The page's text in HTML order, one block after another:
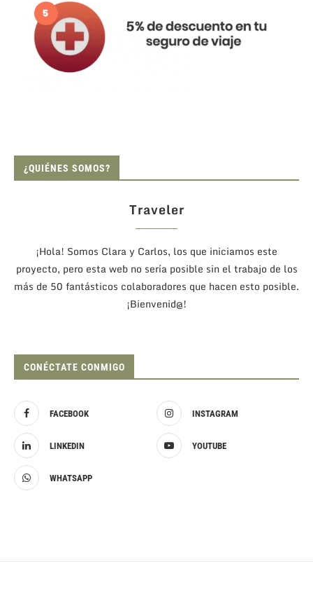
¿QUIÉNES SOMOS?
Traveler
¡Hola! Somos Clara y Carlos, los que iniciamos este
proyecto, pero esta web no sería posible sin el trabajo de los
más de 50 fantásticos colaboradores que hacen esto posible.
¡Bienvenid@!
CONÉCTATE CONMIGO
FACEBOOK INSTAGRAM
LINKEDIN YOUTUBE
WHATSAPP